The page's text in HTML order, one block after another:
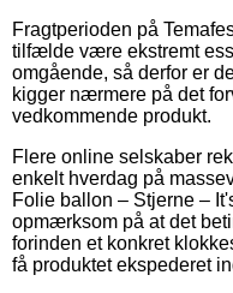
Fragtperioden på
tilfælde være ekstremt
omgående, så derfor er
kigger nærmere på det
vedkommende produkt.
Flere online selskaber
enkelt hverdag på
Folie ballon – Stjerne –
opmærksom på at det
forinden et konkret
få produktet ekspederet